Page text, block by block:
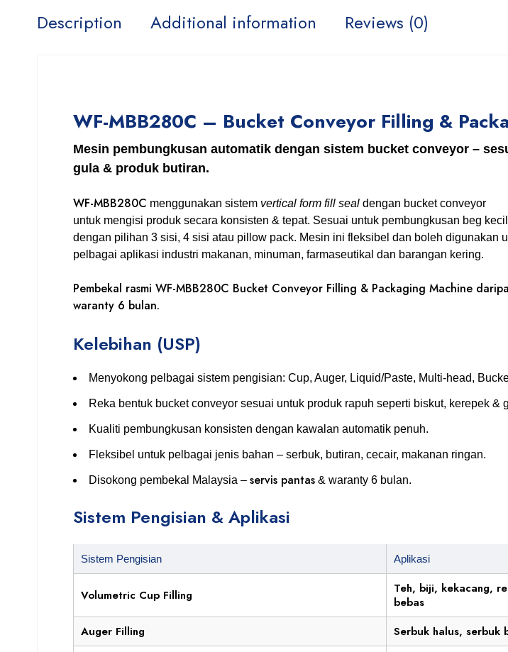
Description Additional information Reviews (0)
WF-MBB280C – Bucket Conveyor Filling &
Mesin pembungkusan automatik dengan sistem bucket conveyor –
gula & produk butiran.
WF-MBB280C menggunakan sistem vertical form fill seal dengan bucket conveyor
untuk mengisi produk secara konsisten & tepat. Sesuai untuk pembungkusan beg
dengan pilihan 3 sisi, 4 sisi atau pillow pack. Mesin ini fleksibel dan boleh digunakan
pelbagai aplikasi industri makanan, minuman, farmaseutikal dan barangan kering.
Pembekal rasmi WF-MBB280C Bucket Conveyor Filling & Packaging Machine
waranty 6 bulan.
Kelebihan (USP)
Menyokong pelbagai sistem pengisian: Cup, Auger, Liquid/Paste, Multi-head,
Reka bentuk bucket conveyor sesuai untuk produk rapuh seperti biskut, kerepek &
Kualiti pembungkusan konsisten dengan kawalan automatik penuh.
Fleksibel untuk pelbagai jenis bahan – serbuk, butiran, cecair, makanan ringan.
Disokong pembekal Malaysia – servis pantas & waranty 6 bulan.
Sistem Pengisian & Aplikasi
Sistem Pengisian Aplikasi
Volumetric Cup Filling
Teh, biji, kekacang,
bebas
Auger Filling
Serbuk halus, serbuk